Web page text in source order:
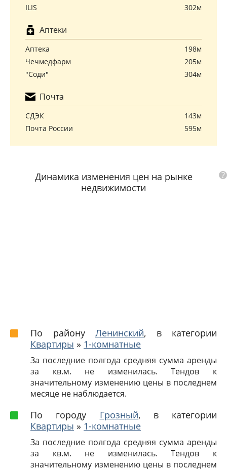
ILIS
302м
Аптеки
Аптека
198м
Чечмедфарм
205м
"Соди"
304м
Почта
СДЭК
143м
Почта России
595м
Динамика изменения цен на рынке
недвижимости
?
По району Ленинский, в категории
Квартиры » 1-комнатные
За последние полгода средняя сумма аренды
за кв.м. не изменилась. Тендов к
значительному изменению цены в последнем
месяце не наблюдается.
По городу Грозный, в категории
Квартиры » 1-комнатные
За последние полгода средняя сумма аренды
за кв.м. не изменилась. Тендов к
значительному изменению цены в последнем